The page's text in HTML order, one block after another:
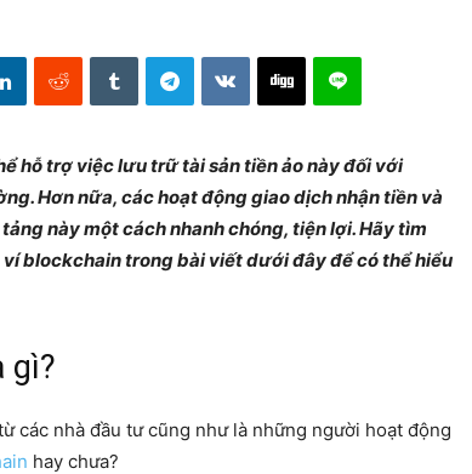
hỗ trợ việc lưu trữ tài sản tiền ảo này đối với
Hơn nữa, các hoạt động giao dịch nhận tiền và
này một cách nhanh chóng, tiện lợi. Hãy tìm
blockchain trong bài viết dưới đây để có thể hiểu
gì?
các nhà đầu tư cũng như là những người hoạt động
hay chưa?